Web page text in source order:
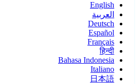
English
العربية
Deutsch
Español
Français
हिन्दी
Bahasa Indonesia
Italiano
日本語